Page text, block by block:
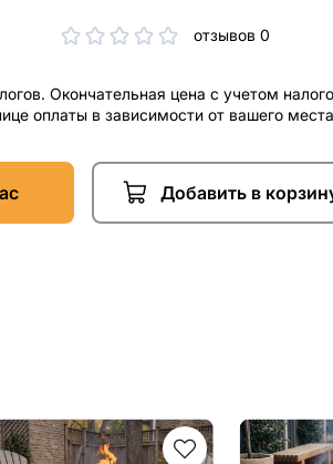
отзывов 0
Окончательная цена с учетом
оплаты в зависимости от вашего места
Добавить в